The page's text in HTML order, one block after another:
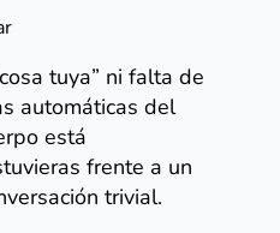
tuya” ni falta de
automáticas del
está
frente a un
trivial.